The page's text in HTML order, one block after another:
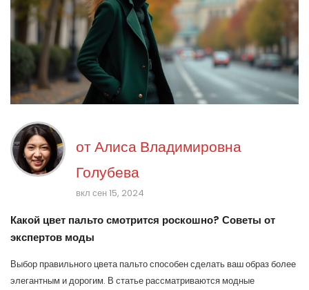
отАлиса Владимировна
Голубева
вкл сен 15, 2024
Какой цвет пальто смотрится роскошно? Советы от
экспертов моды
Выбор правильного цвета пальто способен сделать ваш образ более
элегантным и дорогим. В статье рассматриваются модные